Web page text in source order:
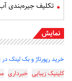
تکلیف جیره‌بندی
نمایش
خرید رپورتاژ و بک لینک در
کلینیک زیبایی خبرداری